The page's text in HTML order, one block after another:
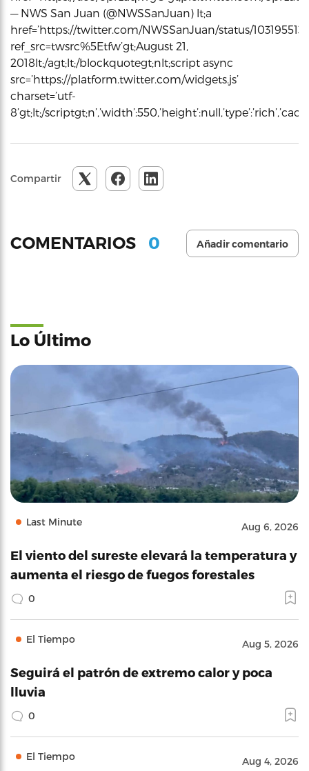
— NWS San Juan (@NWSSanJuan) lt;a
href=’https://twitter.com/NWSSanJuan/status/
ref_src=twsrc%5Etfw’gt;August 21,
2018lt;/agt;lt;/blockquotegt;nlt;script async
src=’https://platform.twitter.com/widgets.js’
charset=’utf-
8’gt;lt;/
Compartir
COMENTARIOS 0 Añadir comentario
Lo Último
Last Minute Aug 6, 2026
El viento del sureste elevará la temperatura y
aumenta el riesgo de fuegos forestales
0
El Tiempo Aug 5, 2026
Seguirá el patrón de extremo calor y poca
lluvia
0
El Tiempo Aug 4, 2026